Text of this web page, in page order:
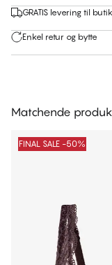
GRATIS levering til
Enkel retur og bytte
Matchende
FINAL SALE -50%